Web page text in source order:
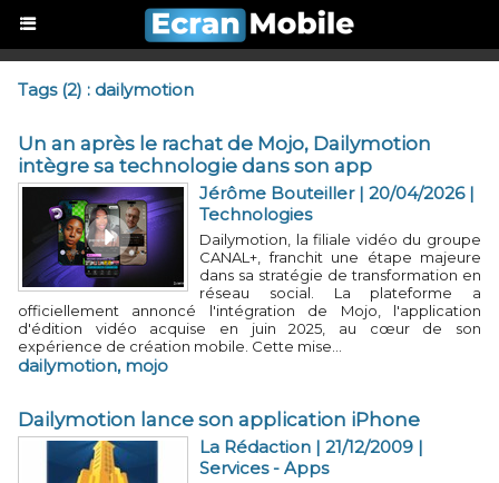
Tags (2) : dailymotion
Un an après le rachat de Mojo, Dailymotion
intègre sa technologie dans son app
Jérôme Bouteiller| 20/04/2026|
Technologies
Dailymotion, la filiale vidéo du groupe
CANAL+, franchit une étape majeure
dans sa stratégie de transformation en
réseau social. La plateforme a
officiellement annoncé l'intégration de Mojo, l'application
d'édition vidéo acquise en juin 2025, au cœur de son
expérience de création mobile. Cette mise...
dailymotion, mojo
Dailymotion lance son application iPhone
La Rédaction | 21/12/2009 |
Services - Apps